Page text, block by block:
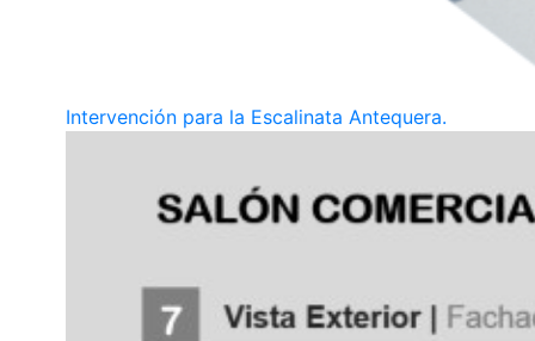
Intervención para la Escalinata Antequera.